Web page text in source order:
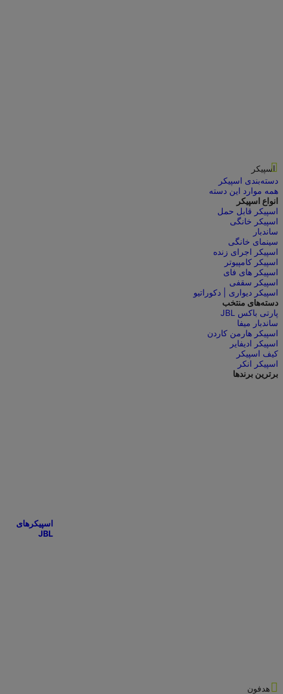
اسپیکر
دسته‌بندی اسپیکر
همه موارد این دسته
انواع اسپیکر
اسپیکر قابل حمل
اسپیکر خانگی
ساندبار
سینمای خانگی
اسپیکر اجرای زنده
اسپیکر کامپیوتر
اسپیکر های فای
اسپیکر سقفی
اسپیکر دیواری | دکوراتیو
دسته‌های منتخب
پارتی باکس JBL
ساندبار میفا
اسپیکر هارمن کاردن
اسپیکر ادیفایر
کیف اسپیکر
اسپیکر انکر
برترین برندها
اسپیکرهای
JBL
هدفون